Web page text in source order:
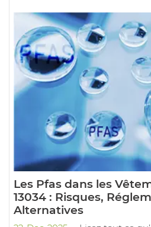
Les Pfas dans les
13034 : Risques,
Alternatives